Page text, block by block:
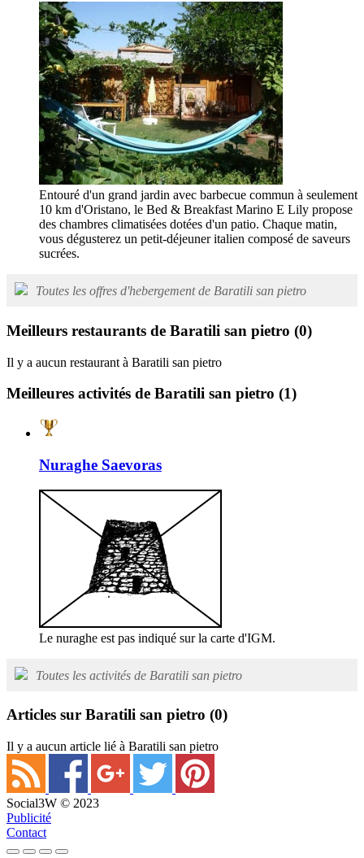
Entouré d'un grand jardin avec barbecue commun à seulement
10 km d'Oristano, le Bed & Breakfast Marino E Lily propose
des chambres climatisées dotées d'un patio. Chaque matin,
vous dégusterez un petit-déjeuner italien composé de saveurs
sucrées.
Toutes les offres d'hebergement de Baratili san pietro
Meilleurs restaurants de Baratili san pietro (0)
Il y a aucun restaurant à Baratili san pietro
Meilleures activités de Baratili san pietro (1)
Nuraghe Saevoras
Le nuraghe est pas indiqué sur la carte d'IGM.
Toutes les activités de Baratili san pietro
Articles sur Baratili san pietro (0)
Il y a aucun article lié à Baratili san pietro
Social3W © 2023
Publicité
Contact